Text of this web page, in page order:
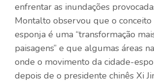
enfrentar as inundações
Montalto observou que o
esponja é uma “transformação
paisagens” e que algumas áreas
onde o movimento da cidade-
depois de o presidente chinês Xi